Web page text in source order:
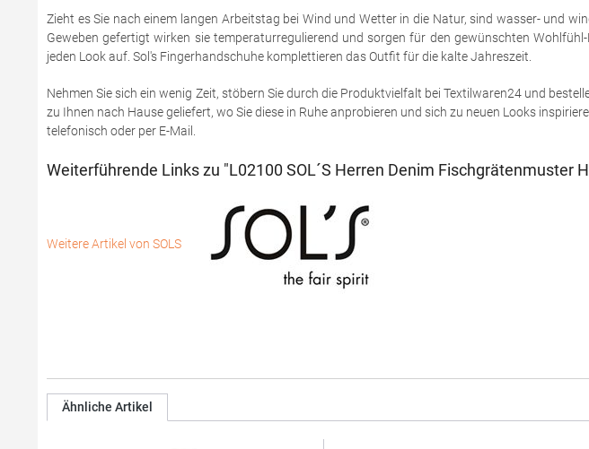
Zieht es Sie nach einem langen Arbeitstag bei Wind und Wetter in die Natur, sind wasser- und
Geweben gefertigt wirken sie temperaturregulierend und sorgen für den gewünschten
jeden Look auf. Sol's Fingerhandschuhe komplettieren das Outfit für die kalte Jahreszeit.
Nehmen Sie sich ein wenig Zeit, stöbern Sie durch die Produktvielfalt bei Textilwaren24 und
zu Ihnen nach Hause geliefert, wo Sie diese in Ruhe anprobieren und sich zu neuen Looks
telefonisch oder per E-Mail.
Weiterführende Links zu "L02100 SOL´S Herren Denim Fischgrätenmuster
Weitere Artikel von SOLS
Ähnliche Artikel